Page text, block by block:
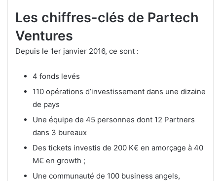
Les chiffres-clés de Partech
Ventures
Depuis le 1er janvier 2016, ce sont :
4 fonds levés
110 opérations d’investissement dans une dizaine
de pays
Une équipe de 45 personnes dont 12 Partners
dans 3 bureaux
Des tickets investis de 200 K€ en amorçage à 40
M€ en growth ;
Une communauté de 100 business angels,